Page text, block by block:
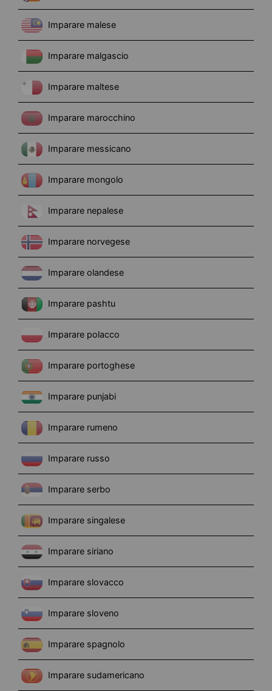
Imparare malese
Imparare malgascio
Imparare maltese
Imparare marocchino
Imparare messicano
Imparare mongolo
Imparare nepalese
Imparare norvegese
Imparare olandese
Imparare pashtu
Imparare polacco
Imparare portoghese
Imparare punjabi
Imparare rumeno
Imparare russo
Imparare serbo
Imparare singalese
Imparare siriano
Imparare slovacco
Imparare sloveno
Imparare spagnolo
Imparare sudamericano